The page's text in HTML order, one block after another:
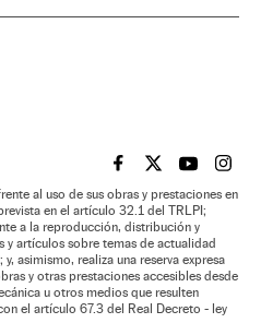
EL PAÍS BRASIL EN
EL PAÍSEL PAÍS
EL
al uso de sus obras y prestaciones en
en el artículo 32.1 del TRLPI;
a la reproducción, distribución y
artículos sobre temas de actualidad
asimismo, realiza una reserva expresa
y otras prestaciones accesibles desde
u otros medios que resulten
el artículo 67.3 del Real Decreto - ley